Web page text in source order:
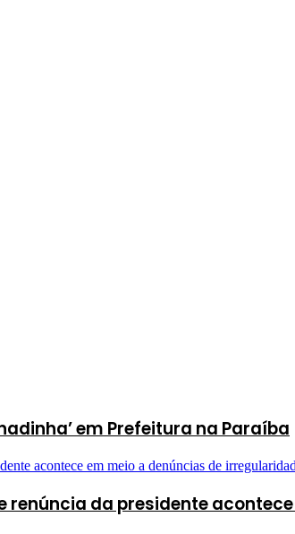
em Prefeitura na Paraíba
renúncia da presidente